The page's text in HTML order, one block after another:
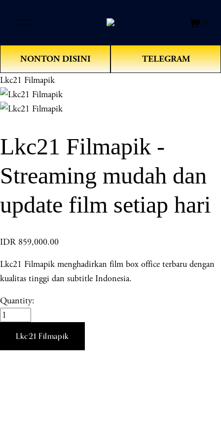
e
n
M
e
u
0
NONTON DISINI TELEGRAM
Lkc21 Filmapik
Lkc21 Filmapik -
Streaming mudah dan
update film setiap hari
IDR 859,000.00
Lkc21 Filmapik menghadirkan film box office terbaru dengan
kualitas tinggi dan subtitle Indonesia.
Quantity:
Lkc21 Filmapik